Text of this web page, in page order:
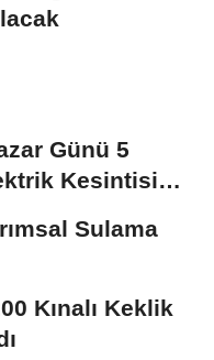
Günü 5
Kesintisi
Sulama
Kınalı Keklik